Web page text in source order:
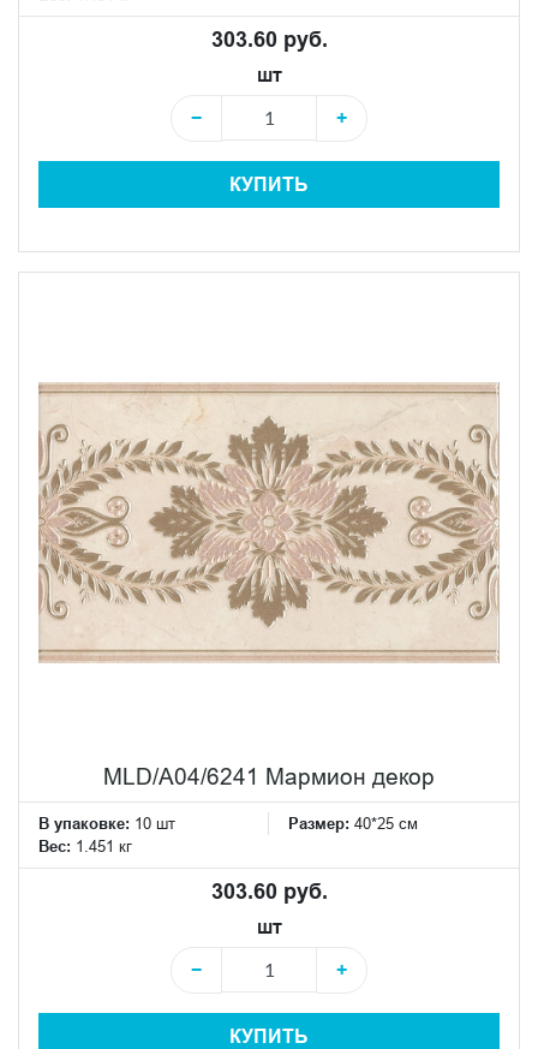
303.60 руб.
шт
−
+
КУПИТЬ
MLD/A04/6241 Мармион декор
В упаковке: 10 шт Размер: 40*25 см
Вес: 1.451 кг
303.60 руб.
шт
−
+
КУПИТЬ